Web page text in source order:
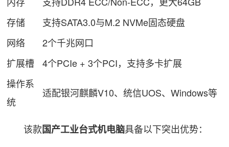
存储
支持SATA3.0与M.2 NVMe固态硬盘
网络
2个千兆网口
扩展槽
4个PCIe + 3个PCI，支持多卡扩展
操作系
统
适配银河麒麟V10、统信UOS、Windows等
该款国产工业台式机电脑具备以下突出优势：